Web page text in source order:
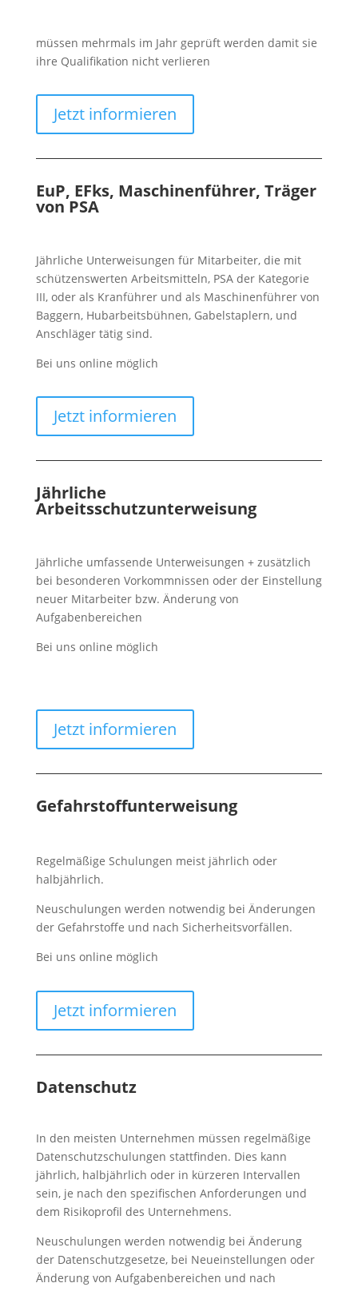
müssen mehrmals im Jahr geprüft werden damit sie
ihre Qualifikation nicht verlieren
Jetzt informieren
EuP, EFks, Maschinenführer, Träger
von PSA
Jährliche Unterweisungen für Mitarbeiter, die mit
schützenswerten Arbeitsmitteln, PSA der Kategorie
III, oder als Kranführer und als Maschinenführer von
Baggern, Hubarbeitsbühnen, Gabelstaplern, und
Anschläger tätig sind.
Bei uns online möglich
Jetzt informieren
Jährliche
Arbeitsschutzunterweisung
Jährliche umfassende Unterweisungen + zusätzlich
bei besonderen Vorkommnissen oder der Einstellung
neuer Mitarbeiter bzw. Änderung von
Aufgabenbereichen
Bei uns online möglich
Jetzt informieren
Gefahrstoffunterweisung
Regelmäßige Schulungen meist jährlich oder
halbjährlich.
Neuschulungen werden notwendig bei Änderungen
der Gefahrstoffe und nach Sicherheitsvorfällen.
Bei uns online möglich
Jetzt informieren
Datenschutz
In den meisten Unternehmen müssen regelmäßige
Datenschutzschulungen stattfinden. Dies kann
jährlich, halbjährlich oder in kürzeren Intervallen
sein, je nach den spezifischen Anforderungen und
dem Risikoprofil des Unternehmens.
Neuschulungen werden notwendig bei Änderung
der Datenschutzgesetze, bei Neueinstellungen oder
Änderung von Aufgabenbereichen und nach